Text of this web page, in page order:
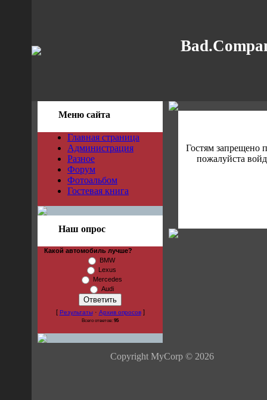
Меню сайта
Главная страница
Администрация
Разное
Форум
Фотоальбом
Гостевая книга
Наш опрос
Какой автомобиль лучше?
BMW
Lexus
Mercedes
Audi
[ Результаты· Архив опросов]
Всего ответов: 95
Гостям запрещено
пожалуйста
Copyright MyCorp © 2026